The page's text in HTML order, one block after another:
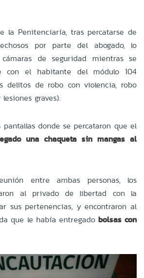
la Penitenciaría, tras percatarse de
por parte del abogado, lo
de seguridad mientras se
con el habitante del módulo 104
delitos de robo con violencia, robo
graves).
pantallas donde se percataron que el
una chaqueta sin mangas al
entre ambas personas, los
al privado de libertad con la
sus pertenencias, y encontraron al
que le había entregado bolsas con